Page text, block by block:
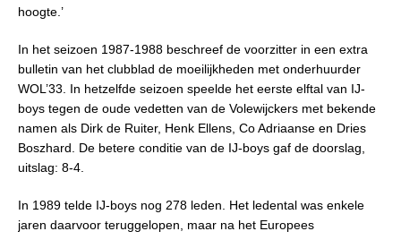
hoogte.’
In het seizoen 1987-1988 beschreef de voorzitter in een extra
bulletin van het clubblad de moeilijkheden met onderhuurder
WOL’33. In hetzelfde seizoen speelde het eerste elftal van IJ-
boys tegen de oude vedetten van de Volewijckers met bekende
namen als Dirk de Ruiter, Henk Ellens, Co Adriaanse en Dries
Boszhard. De betere conditie van de IJ-boys gaf de doorslag,
uitslag: 8-4.
In 1989 telde IJ-boys nog 278 leden. Het ledental was enkele
jaren daarvoor teruggelopen, maar na het Europees